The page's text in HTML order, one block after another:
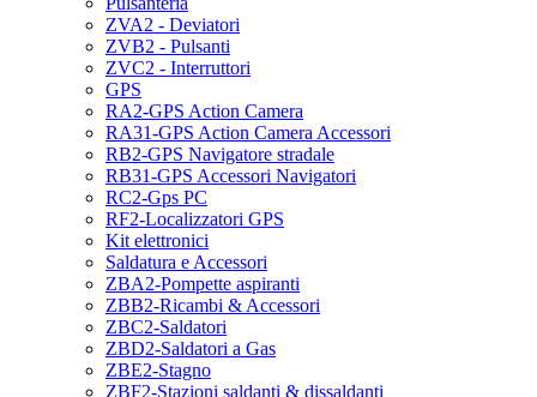
ZVA2 - Deviatori
ZVB2 - Pulsanti
ZVC2 - Interruttori
GPS
RA2-GPS Action Camera
RA31-GPS Action Camera Accessori
RB2-GPS Navigatore stradale
RB31-GPS Accessori Navigatori
RC2-Gps PC
RF2-Localizzatori GPS
Kit elettronici
Saldatura e Accessori
ZBA2-Pompette aspiranti
ZBB2-Ricambi & Accessori
ZBC2-Saldatori
ZBD2-Saldatori a Gas
ZBE2-Stagno
ZBF2-Stazioni saldanti & dissaldanti